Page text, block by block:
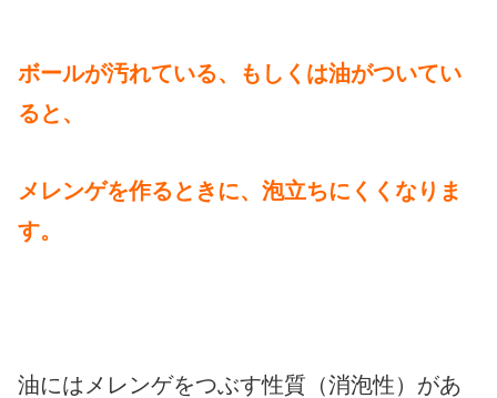
ボールが汚れている、もしくは油がついてい
ると、
メレンゲを作るときに、泡立ちにくくなりま
す。
油にはメレンゲをつぶす性質（消泡性）があ